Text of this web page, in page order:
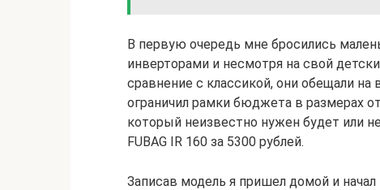
В первую очередь мне бросились
инверторами и несмотря на свой
сравнение с классикой, они обещали
ограничил рамки бюджета в размерах
который неизвестно нужен будет или
FUBAG IR 160 за 5300 рублей.
Записав модель я пришел домой и